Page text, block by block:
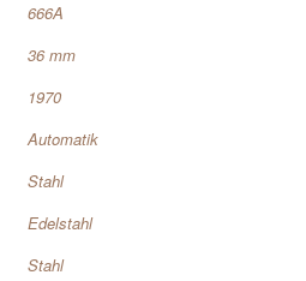
666A
36 mm
1970
Automatik
Stahl
Edelstahl
Stahl